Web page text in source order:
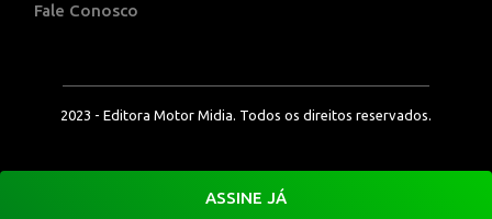
Fale Conosco
2023 - Editora Motor Midia. Todos os direitos reservados.
ASSINE JÁ